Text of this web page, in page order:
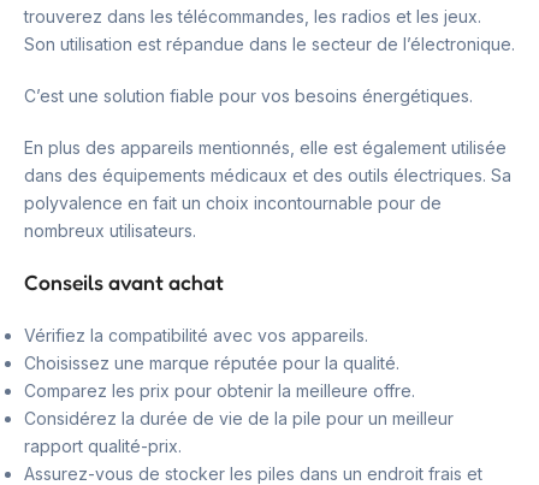
trouverez dans les télécommandes, les radios et les jeux.
Son utilisation est répandue dans le secteur de l’électronique.
C’est une solution fiable pour vos besoins énergétiques.
En plus des appareils mentionnés, elle est également utilisée
dans des équipements médicaux et des outils électriques. Sa
polyvalence en fait un choix incontournable pour de
nombreux utilisateurs.
Conseils avant achat
Vérifiez la compatibilité avec vos appareils.
Choisissez une marque réputée pour la qualité.
Comparez les prix pour obtenir la meilleure offre.
Considérez la durée de vie de la pile pour un meilleur
rapport qualité-prix.
Assurez-vous de stocker les piles dans un endroit frais et